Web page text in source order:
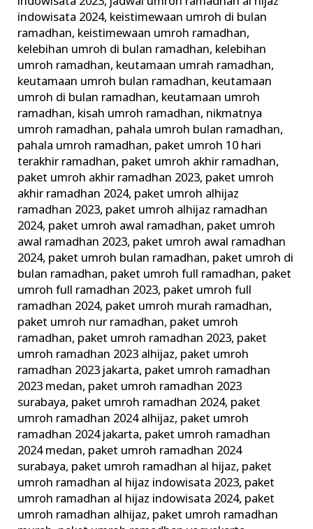
indowisata 2024, keistimewaan umroh di bulan
ramadhan, keistimewaan umroh ramadhan,
kelebihan umroh di bulan ramadhan, kelebihan
umroh ramadhan, keutamaan umrah ramadhan,
keutamaan umroh bulan ramadhan, keutamaan
umroh di bulan ramadhan, keutamaan umroh
ramadhan, kisah umroh ramadhan, nikmatnya
umroh ramadhan, pahala umroh bulan ramadhan,
pahala umroh ramadhan, paket umroh 10 hari
terakhir ramadhan, paket umroh akhir ramadhan,
paket umroh akhir ramadhan 2023, paket umroh
akhir ramadhan 2024, paket umroh alhijaz
ramadhan 2023, paket umroh alhijaz ramadhan
2024, paket umroh awal ramadhan, paket umroh
awal ramadhan 2023, paket umroh awal ramadhan
2024, paket umroh bulan ramadhan, paket umroh di
bulan ramadhan, paket umroh full ramadhan, paket
umroh full ramadhan 2023, paket umroh full
ramadhan 2024, paket umroh murah ramadhan,
paket umroh nur ramadhan, paket umroh
ramadhan, paket umroh ramadhan 2023, paket
umroh ramadhan 2023 alhijaz, paket umroh
ramadhan 2023 jakarta, paket umroh ramadhan
2023 medan, paket umroh ramadhan 2023
surabaya, paket umroh ramadhan 2024, paket
umroh ramadhan 2024 alhijaz, paket umroh
ramadhan 2024 jakarta, paket umroh ramadhan
2024 medan, paket umroh ramadhan 2024
surabaya, paket umroh ramadhan al hijaz, paket
umroh ramadhan al hijaz indowisata 2023, paket
umroh ramadhan al hijaz indowisata 2024, paket
umroh ramadhan alhijaz, paket umroh ramadhan